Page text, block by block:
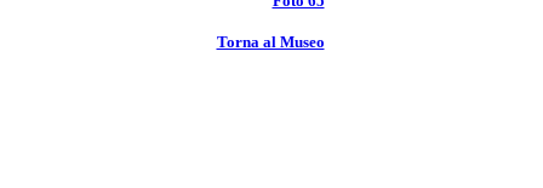
Torna al Museo